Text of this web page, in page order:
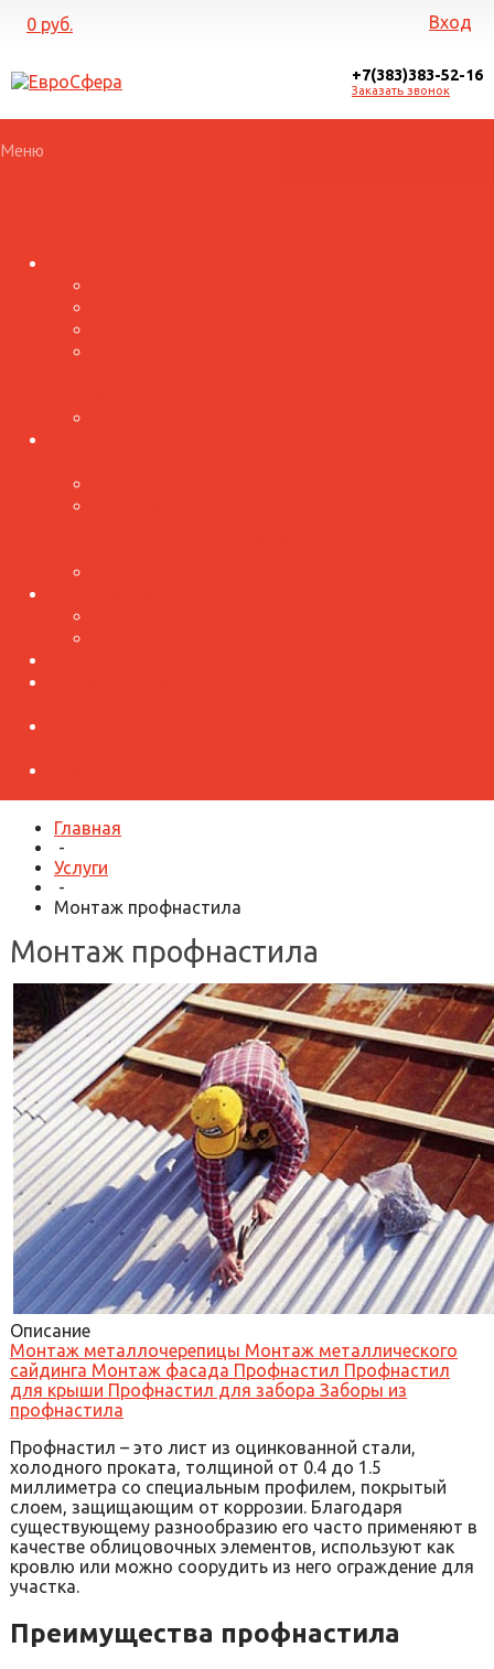
0 руб. Вход
+7(383)383-52-16
Заказать звонок
Меню
Главная
-
Услуги
-
Монтаж профнастила
Монтаж профнастила
Описание
Монтаж металлочерепицы Монтаж металлического
сайдинга Монтаж фасада Профнастил Профнастил
для крыши Профнастил для забора Заборы из
профнастила
Профнастил – это лист из оцинкованной стали,
холодного проката, толщиной от 0.4 до 1.5
миллиметра со специальным профилем, покрытый
слоем, защищающим от коррозии. Благодаря
существующему разнообразию его часто применяют в
качестве облицовочных элементов, используют как
кровлю или можно соорудить из него ограждение для
участка.
Преимущества профнастила